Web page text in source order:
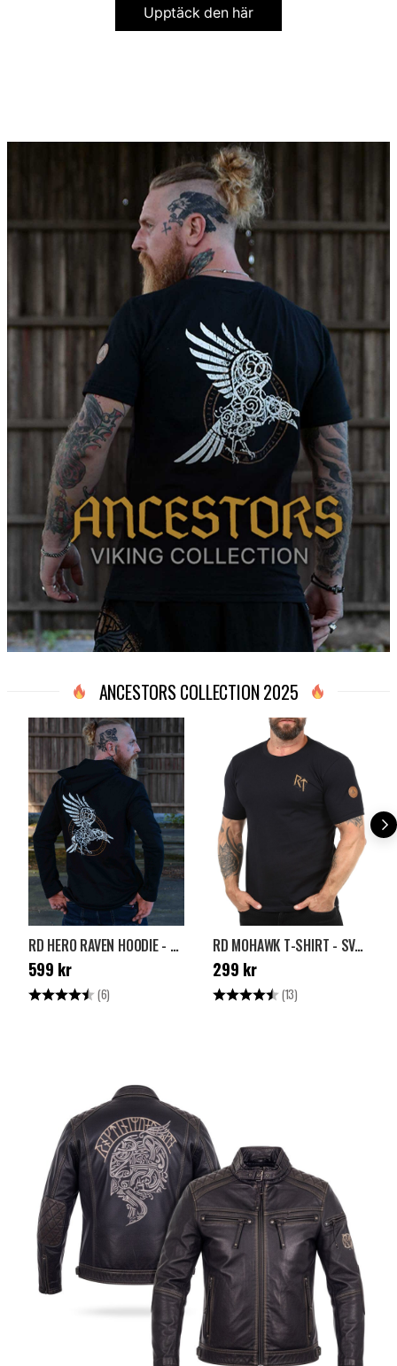
Upptäck den här
ANCESTORS COLLECTION 2025
RD HERO RAVEN HOODIE - SVART
Pris:599 kr
599 kr
Betyg: (6)
RD MOHAWK T-SHIRT - SVART
Pris: 299 kr
299 kr
Betyg: (13)